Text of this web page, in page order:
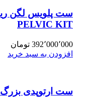
PELVIC KIT
392٬000٬000 تومان
افزودن به سبد خرید
ست ارتوپدی بزرگ 4.5 LARGE FRAGMENT